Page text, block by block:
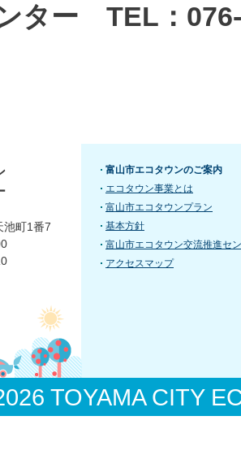
ター TEL：
池町1番7
富山市エコタウンのご案内
エコタウン事業とは
富山市エコタウンプラン
基本方針
富山市エコタウン交流推進セ
アクセスマップ
TOYAMA CITY